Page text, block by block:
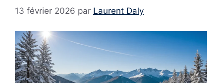
13 février 2026 par Laurent Daly